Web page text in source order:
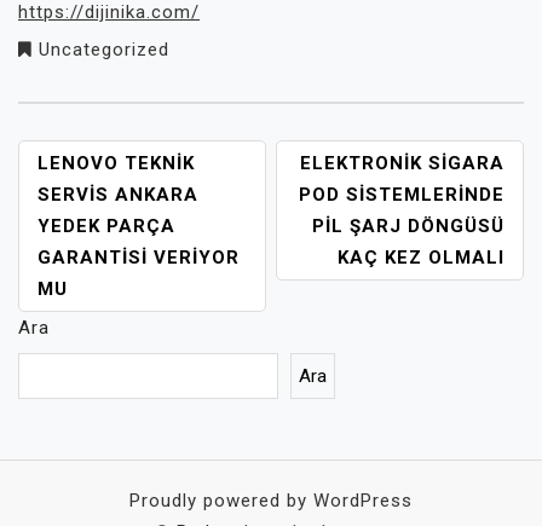
https://dijinika.com/
Uncategorized
YAZI
GEZINMESI
LENOVO TEKNIK
SERVIS ANKARA
YEDEK PARÇA
GARANTISI VERIYOR
MU
ELEKTRONIK SIGARA
POD SISTEMLERINDE
PIL ŞARJ DÖNGÜSÜ
KAÇ KEZ OLMALI
Ara
Ara
Proudly powered by WordPress